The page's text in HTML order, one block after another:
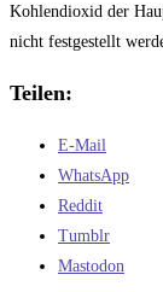
Kohlendioxid der
nicht festgestellt
Teilen:
E-Mail
WhatsApp
Reddit
Tumblr
Mastodon